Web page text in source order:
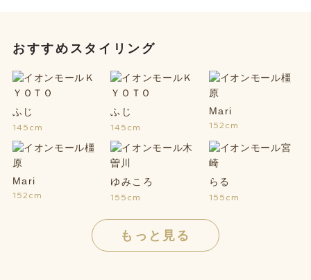
おすすめスタイリング
ふじ
145cm
ふじ
145cm
Mari
152cm
Mari
152cm
ゆみころ
155cm
らる
155cm
もっと見る